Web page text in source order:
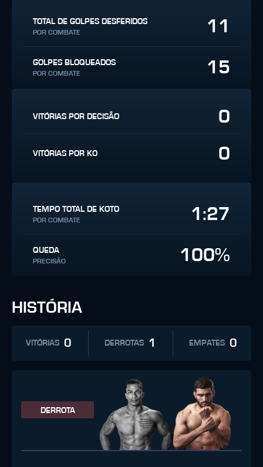
TOTAL DE GOLPES DESFERIDOS
POR COMBATE 11
GOLPES BLOQUEADOS
POR COMBATE 15
VITÓRIAS POR DECISÃO 0
VITÓRIAS POR KO 0
TEMPO TOTAL DE KOTO
POR COMBATE 1:27
QUEDA
PRECISÃO 100%
HISTÓRIA
VITÓRIAS 0 DERROTAS 1 EMPATES 0
DERROTA